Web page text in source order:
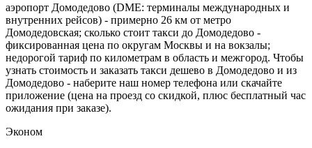
аэропорт Домодедово (DME: терминалы международных и
внутренних рейсов) - примерно 26 км от метро
Домодедовская; сколько стоит такси до Домодедово -
фиксированная цена по округам Москвы и на вокзалы;
недорогой тариф по километрам в область и межгород. Чтобы
узнать стоимость и заказать такси дешево в Домодедово и из
Домодедово - наберите наш номер телефона или скачайте
приложение (цена на проезд со скидкой, плюс бесплатный час
ожидания при заказе).
Эконом